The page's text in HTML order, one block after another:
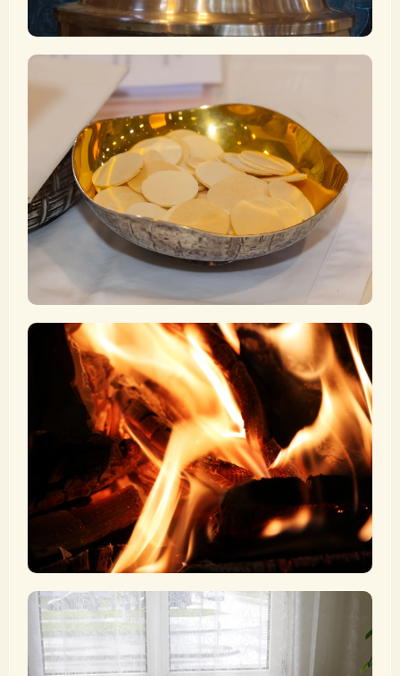
Eucharistie
„Er reichte das Brot den Jüngern und sagte: Nehmt und
esst; das ist mein Leib.“ (Mt 26,26)
Mehr erfahren
Firmung
„Dann legten sie ihnen die Hände auf und sie empfingen
den Heiligen Geist.“ (Apg 8,17)
Mehr erfahren
Beichte